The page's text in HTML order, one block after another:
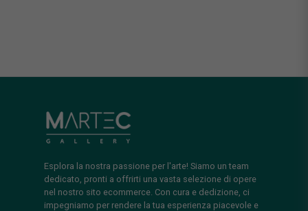
Esplora la nostra passione per l'arte! Siamo un team
dedicato, pronti a offrirti una vasta selezione di opere
nel nostro sito ecommerce. Con cura e dedizione, ci
impegniamo per rendere la tua esperienza piacevole e